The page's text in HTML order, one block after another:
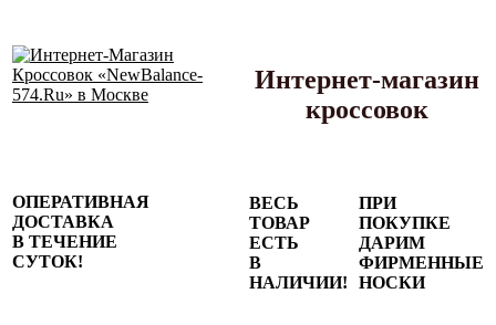
Интернет-магазин
кроссовок
ОПЕРАТИВНАЯ
ДОСТАВКА
В ТЕЧЕНИЕ
СУТОК!
ВЕСЬ
ТОВАР
ЕСТЬ
В
НАЛИЧИИ!
ПРИ
ПОКУПКЕ
ДАРИМ
ФИРМЕННЫЕ
НОСКИ